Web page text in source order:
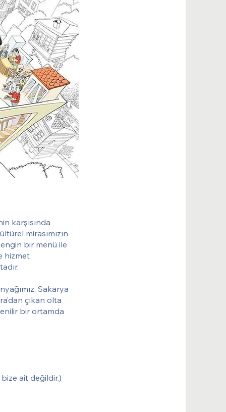
karşısında
mirasımızın
bir menü ile
hizmet
Sakarya
çıkan olta
bir ortamda
ait değildir.)